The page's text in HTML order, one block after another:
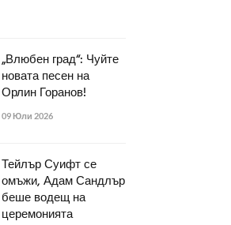
„Влюбен град“: Чуйте
новата песен на
Орлин Горанов!
09 Юли 2026
Тейлър Суифт се
омъжи, Адам Сандлър
беше водещ на
церемонията